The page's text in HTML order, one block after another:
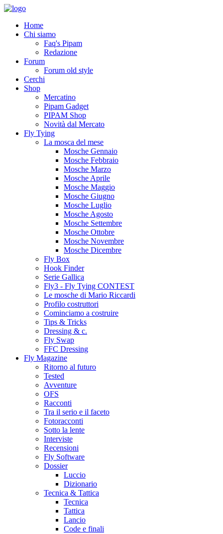
Home
Chi siamo
Faq's Pipam
Redazione
Forum
Forum old style
Cerchi
Shop
Mercatino
Pipam Gadget
PIPAM Shop
Novità dal Mercato
Fly Tying
La mosca del mese
Mosche Gennaio
Mosche Febbraio
Mosche Marzo
Mosche Aprile
Mosche Maggio
Mosche Giugno
Mosche Luglio
Mosche Agosto
Mosche Settembre
Mosche Ottobre
Mosche Novembre
Mosche Dicembre
Fly Box
Hook Finder
Serie Gallica
Fly3 - Fly Tying CONTEST
Le mosche di Mario Riccardi
Profilo costruttori
Cominciamo a costruire
Tips & Tricks
Dressing & c.
Fly Swap
FFC Dressing
Fly Magazine
Ritorno al futuro
Tested
Avventure
OFS
Racconti
Tra il serio e il faceto
Fotoracconti
Sotto la lente
Interviste
Recensioni
Fly Software
Dossier
Luccio
Dizionario
Tecnica & Tattica
Tecnica
Tattica
Lancio
Code e finali